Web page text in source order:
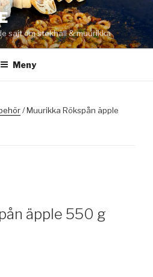
sajt om stekhäll & muurikka
Meny
/ Muurikka Rökspån äpple
äpple 550 g